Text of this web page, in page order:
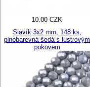
10.00 CZK
Slavík 3x2 mm, 148 ks,
plnobarevná šedá s lustrovým
pokovem